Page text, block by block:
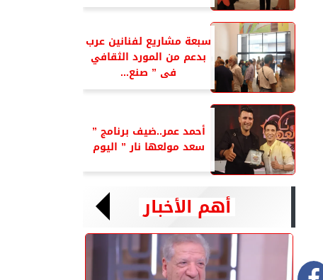
سبعة مشاريع لفنانين عرب
بدعم من المورد الثقافي
فى ” صنع...
أحمد عمر..ضيف برنامج ”
سعد مولعها نار ” اليوم
أهم الأخبار